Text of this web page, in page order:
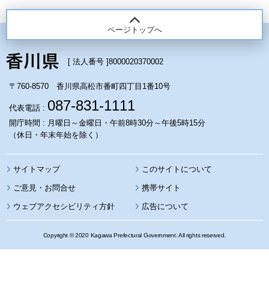
ページトップへ
[ 法人番号 ]8000020370002
〒760-8570 香川県高松市番町四丁目1番10号
代表電話 : 087-831-1111
開庁時間 : 月曜日～金曜日・午前8時30分～午後5時15分
（休日・年末年始を除く）
サイトマップ このサイトについて
携帯サイト
ウェブアクセシビリティ方針 広告について
Copyright © 2020 Kagawa Prefectural Government. All rights reserved.